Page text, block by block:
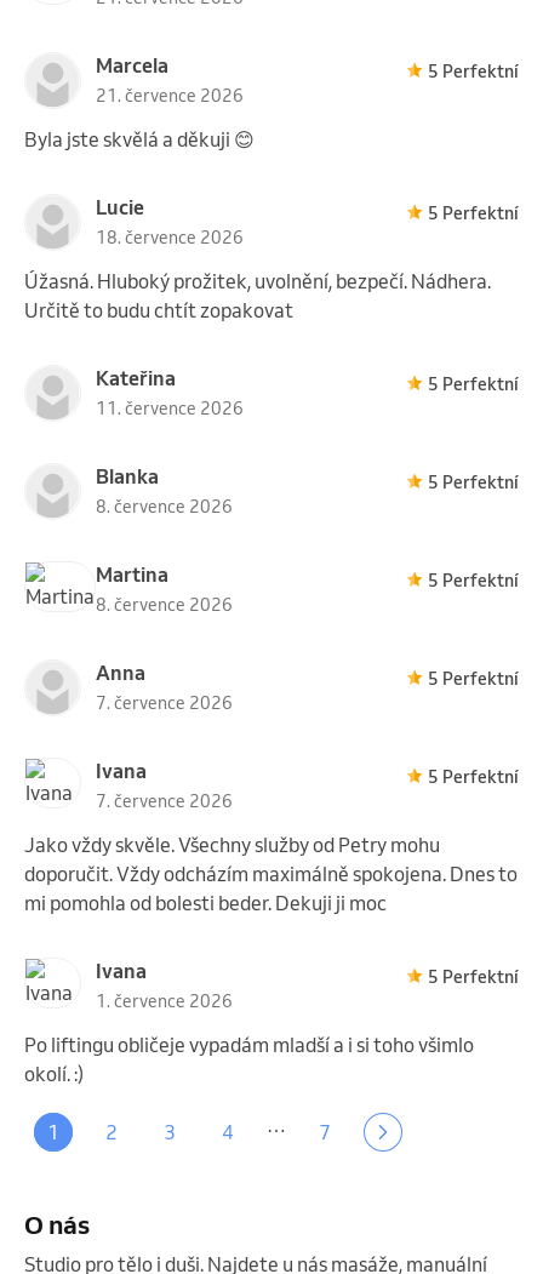
Marcela
21. července 2026
5 Perfektní
Byla jste skvělá a děkuji 😊
Lucie
18. července 2026
5 Perfektní
Úžasná. Hluboký prožitek, uvolnění, bezpečí. Nádhera.
Určitě to budu chtít zopakovat
Kateřina
11. července 2026
5 Perfektní
Blanka
8. července 2026
5 Perfektní
Martina
8. července 2026
5 Perfektní
Anna
7. července 2026
5 Perfektní
Ivana
7. července 2026
5 Perfektní
Jako vždy skvěle. Všechny služby od Petry mohu
doporučit. Vždy odcházím maximálně spokojena. Dnes to
mi pomohla od bolesti beder. Dekuji ji moc
Ivana
1. července 2026
5 Perfektní
Po liftingu obličeje vypadám mladší a i si toho všimlo
okolí. :)
1 2 3 4 … 7
O nás
Studio pro tělo i duši. Najdete u nás masáže, manuální